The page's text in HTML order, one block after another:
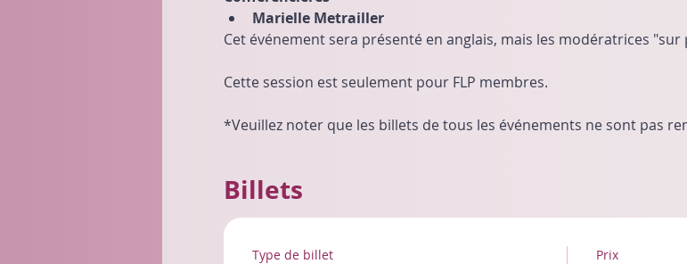
Marielle Metrailler
Cet événement sera présenté en anglais, mais les modératrices
Cette session est seulement pour FLP membres.
*Veuillez noter que les billets de tous les événements ne sont pas
Billets
Type de billet Prix